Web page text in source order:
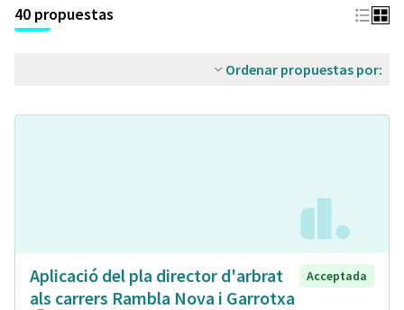
40 propuestas
Ordenar propuestas por:
Aplicació del pla director d'arbrat
als carrers Rambla Nova i Garrotxa
Acceptada